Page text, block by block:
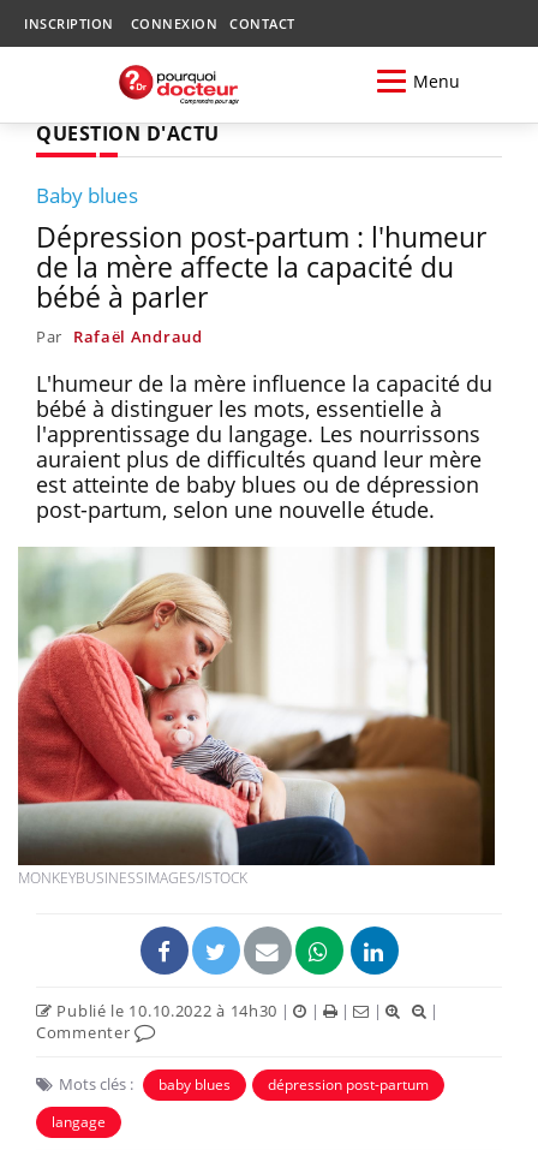
INSCRIPTION CONNEXION CONTACT
Menu
QUESTION D'ACTU
Baby blues
Dépression post-partum : l'humeur
de la mère affecte la capacité du
bébé à parler
Par Rafaël Andraud
L'humeur de la mère influence la capacité du
bébé à distinguer les mots, essentielle à
l'apprentissage du langage. Les nourrissons
auraient plus de difficultés quand leur mère
est atteinte de baby blues ou de dépression
post-partum, selon une nouvelle étude.
MONKEYBUSINESSIMAGES/ISTOCK
Publié le 10.10.2022 à 14h30 | | | |
|
Commenter
Mots clés : baby blues
dépression post-partum
langage